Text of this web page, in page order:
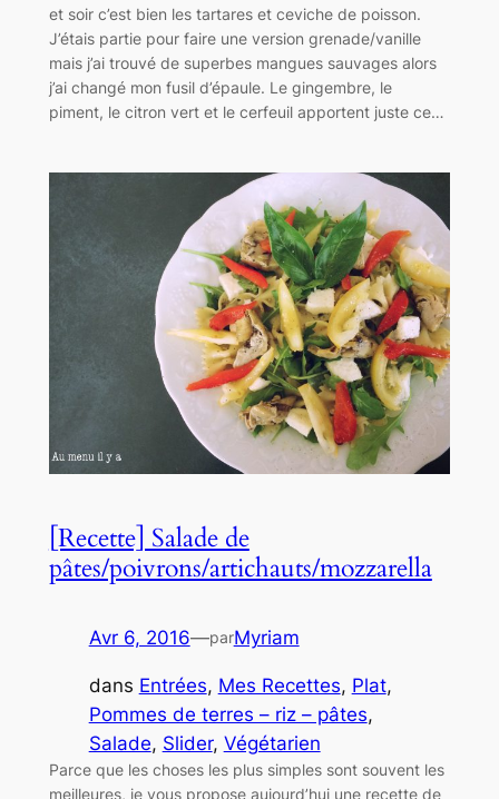
et soir c’est bien les tartares et ceviche de poisson.
J’étais partie pour faire une version grenade/vanille
mais j’ai trouvé de superbes mangues sauvages alors
j’ai changé mon fusil d’épaule. Le gingembre, le
piment, le citron vert et le cerfeuil apportent juste ce…
[Recette] Salade de
pâtes/poivrons/artichauts/mozzarella
Avr 6, 2016—parMyriam
dans Entrées, Mes Recettes, Plat
Pommes de terres – riz – pâtes
Salade, Slider, Végétarien
Parce que les choses les plus simples sont souvent les
meilleures, je vous propose aujourd’hui une recette de